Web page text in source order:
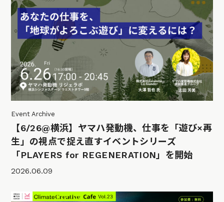
Event Archive
【6/26@横浜】ヤマハ発動機、仕事を「遊び×再
生」の視点で捉え直すイベントシリーズ
「PLAYERS for REGENERATION」を開始
2026.06.09